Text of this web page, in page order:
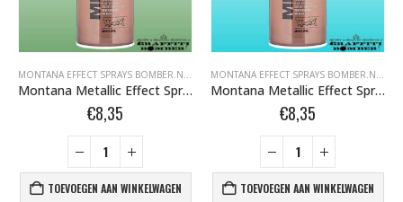
MONTANA EFFECT SPRAYS BOMBER.NL, MONTANA GOLD BOMBER.NL ,MONTANA
Montana Metallic Effect Spray EMC 6040 Metallic Avocado Green 400 ml 494116
€8,35
TOEVOEGEN AAN WINKELWAGEN
MONTANA EFFECT SPRAYS BOMBER.NL,
Montana Metallic Effect Spray EMC 6210 Metallic Tennessee 400 ml 448720
€8,35
TOEVOEGEN AAN WINKELWAGEN